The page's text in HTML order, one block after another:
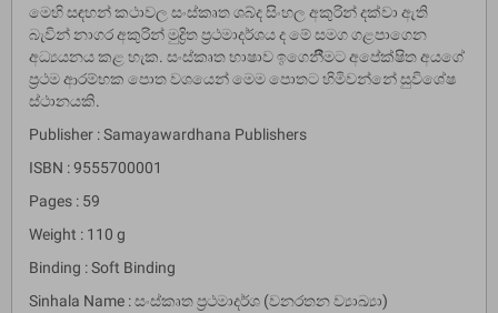
මෙහි සඳහන් කථාවල සංස්කෘත ශබ්ද සිංහල අකුරින් දක්වා ඇති
බැවින් නාගර අකුරින් මුද්‍රිත ප‍්‍රථමාදර්ශය ද මේ සමග ගළපාගෙන
අධ්‍යයනය කළ හැක. සංස්කෘත භාෂාව ඉගෙනීීමට අපේක්ෂිත අයගේ
ප‍්‍රථම ආරම්භක පොත වශයෙන් මෙම පොතට හිමිවන්නේ සුවිශේෂ
ස්ථානයකි.
Publisher : Samayawardhana Publishers
ISBN : 9555700001
Pages : 59
Weight : 110 g
Binding : Soft Binding
Sinhala Name : සංස්කෘත ප‍්‍රථමාදර්ශ (වනරතන ව්‍යාඛ්‍යා)